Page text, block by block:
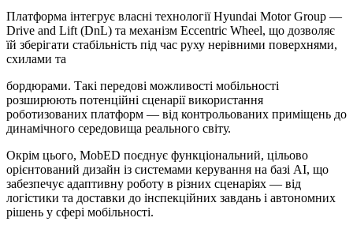
Платформа інтегрує власні технології Hyundai Motor Group —
Drive and Lift (DnL) та механізм Eccentric Wheel, що дозволяє
їй зберігати стабільність під час руху нерівними поверхнями,
схилами та
бордюрами. Такі передові можливості мобільності
розширюють потенційні сценарії використання
роботизованих платформ — від контрольованих приміщень до
динамічного середовища реального світу.
Окрім цього, MobED поєднує функціональний, цільово
орієнтований дизайн із системами керування на базі AI, що
забезпечує адаптивну роботу в різних сценаріях — від
логістики та доставки до інспекційних завдань і автономних
рішень у сфері мобільності.